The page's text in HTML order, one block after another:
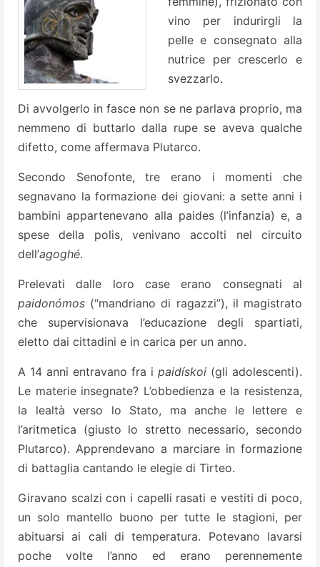
vino per indurirgli la
pelle e consegnato alla
nutrice per crescerlo e
svezzarlo.
Di avvolgerlo in fasce non se ne parlava proprio, ma
nemmeno di buttarlo dalla rupe se aveva qualche
difetto, come affermava Plutarco.
Secondo Senofonte, tre erano i momenti che
segnavano la formazione dei giovani: a sette anni i
bambini appartenevano alla paides (l’infanzia) e, a
spese della polis, venivano accolti nel circuito
dell’agoghé.
Prelevati dalle loro case erano consegnati al
paidonómos (“mandriano di ragazzi”), il magistrato
che supervisionava l’educazione degli spartiati,
eletto dai cittadini e in carica per un anno.
A 14 anni entravano fra i paidískoi (gli adolescenti).
Le materie insegnate? L’obbedienza e la resistenza,
la lealtà verso lo Stato, ma anche le lettere e
l’aritmetica (giusto lo stretto necessario, secondo
Plutarco). Apprendevano a marciare in formazione
di battaglia cantando le elegie di Tirteo.
Giravano scalzi con i capelli rasati e vestiti di poco,
un solo mantello buono per tutte le stagioni, per
abituarsi ai cali di temperatura. Potevano lavarsi
poche volte l’anno ed erano perennemente